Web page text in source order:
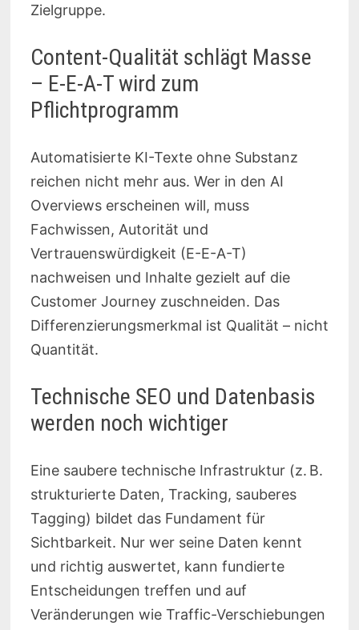
Zielgruppe.
Content-Qualität schlägt Masse
– E-E-A-T wird zum
Pflichtprogramm
Automatisierte KI-Texte ohne Substanz
reichen nicht mehr aus. Wer in den AI
Overviews erscheinen will, muss
Fachwissen, Autorität und
Vertrauenswürdigkeit (E-E-A-T)
nachweisen und Inhalte gezielt auf die
Customer Journey zuschneiden. Das
Differenzierungsmerkmal ist Qualität – nicht
Quantität.
Technische SEO und Datenbasis
werden noch wichtiger
Eine saubere technische Infrastruktur (z. B.
strukturierte Daten, Tracking, sauberes
Tagging) bildet das Fundament für
Sichtbarkeit. Nur wer seine Daten kennt
und richtig auswertet, kann fundierte
Entscheidungen treffen und auf
Veränderungen wie Traffic-Verschiebungen